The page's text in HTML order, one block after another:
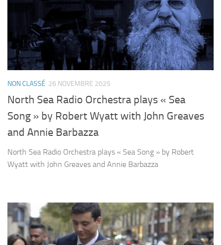
NON CLASSÉ 26 NOVEMBRE 2025
North Sea Radio Orchestra plays « Sea
Song » by Robert Wyatt with John Greaves
and Annie Barbazza
North Sea Radio Orchestra plays « Sea Song » by Robert
Wyatt with John Greaves and Annie Barbazza